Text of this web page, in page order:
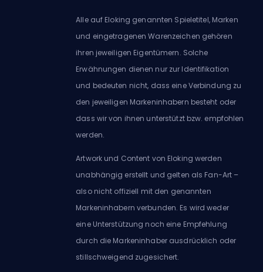
Alle auf Eloking genannten Spieletitel, Marken
und eingetragenen Warenzeichen gehören
ihren jeweiligen Eigentümern. Solche
Erwähnungen dienen nur zur Identifikation
und bedeuten nicht, dass eine Verbindung zu
den jeweiligen Markeninhabern besteht oder
dass wir von ihnen unterstützt bzw. empfohlen
werden.
Artwork und Content von Eloking werden
unabhängig erstellt und gelten als Fan-Art –
also nicht offiziell mit den genannten
Markeninhabern verbunden. Es wird weder
eine Unterstützung noch eine Empfehlung
durch die Markeninhaber ausdrücklich oder
stillschweigend zugesichert.